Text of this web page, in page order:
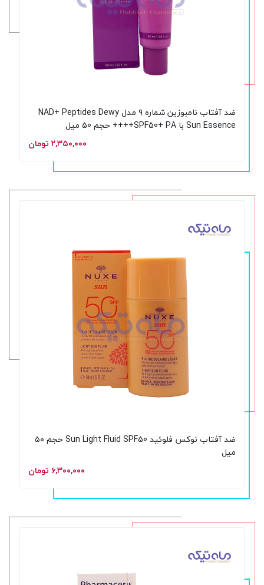
ضد آفتاب نامبوزین شماره ۹ مدل NAD+ Peptides Dewy
Sun Essence با SPF50+ PA++++ حجم 50 میل
۲,۳۵۰,۰۰۰ تومان
ضد آفتاب نوکس فلوئید Sun Light Fluid SPF50 حجم ۵۰
میل
۶,۳۰۰,۰۰۰ تومان